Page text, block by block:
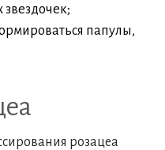
звездочек;
папулы,
розацеа